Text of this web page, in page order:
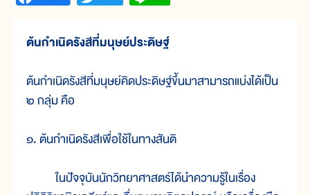
ต้นกำเนิดรังสีที่มนุษย์ประดิษฐ์
ต้นกำเนิดรังสีที่มนุษย์คิดประดิษฐ์ขึ้นมาสามารถแบ่งได้เป็น
๒ กลุ่ม คือ
๑. ต้นกำเนิดรังสีเพื่อใช้ในทางสันติ
ในปัจจุบันนักวิทยาศาสตร์ได้นำความรู้ในเรื่อง